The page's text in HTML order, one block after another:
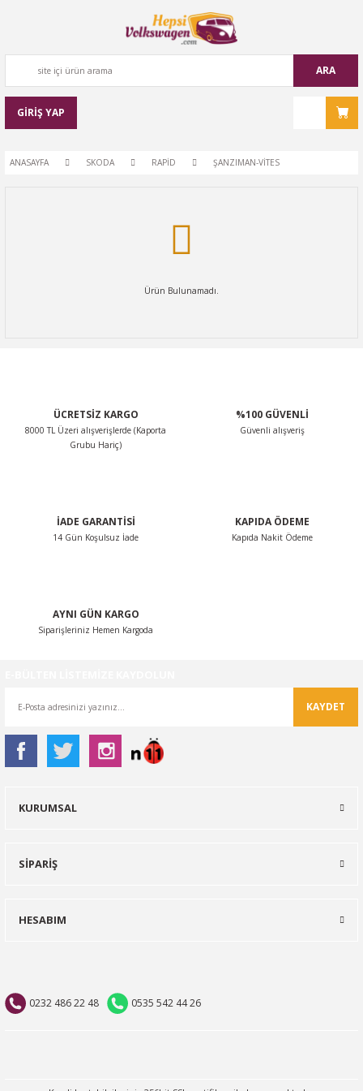
ARA
GİRİŞ YAP
ANASAYFA SKODA RAPİD ŞANZIMAN-VİTES
Ürün Bulunamadı.
ÜCRETSİZ KARGO
8000 TL Üzeri alışverişlerde (Kaporta
Grubu Hariç)
%100 GÜVENLİ
Güvenli alışveriş
İADE GARANTİSİ
14 Gün Koşulsuz İade
KAPIDA ÖDEME
Kapıda Nakit Ödeme
AYNI GÜN KARGO
Siparişleriniz Hemen Kargoda
KAYDET
0232 486 22 48 0535 542 44 26
KURUMSAL
SİPARİŞ
HESABIM